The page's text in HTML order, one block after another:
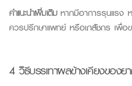
คำแนะนำเพิ่มเติม หากมีอาการรุนแรง
ควรปรึกษาแพทย์ หรือเภสัชกร เพื่อข
4 วิธีบรรเทาผลข้างเคียงของย